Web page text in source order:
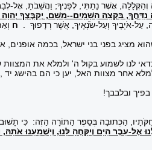
וְהַקְּלָלָה, אֲשֶׁר נָתַתִּי, לְפָנֶיךָ; וַהֲשֵׁבֹתָ, אֶל-
נִדַּחֲךָ, בִּקְצֵה הַשָּׁמָיִם--מִשָּׁם, יְקַבֶּצְךָ
עַל-אֹיְבֶיךָ וְעַל-שֹׂנְאֶיךָ, אֲשֶׁר רְדָפוּךָ ח
מציג בפני בני ישראל, בכמה אופנים,
לנו לשמוע בקול ה' ולמלא את המצוות
אחר מצוות האל, יען כי הם בהישג יד
ובלבבך!
הַכְּתוּבָה בְּסֵפֶר הַתּוֹרָה הַזֶּה: כִּי
אֶל-עֵבֶר הַיָּם וְיִקָּחֶהָ לָּנוּ, וְיַשְׁמִעֵנוּ אֹתָהּ,